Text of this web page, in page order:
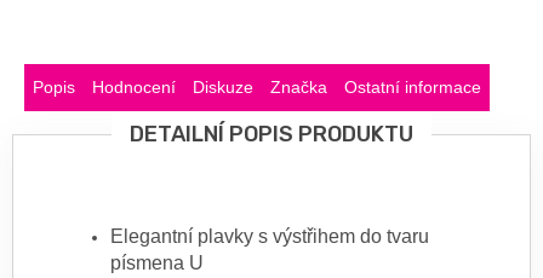
Popis Hodnocení Diskuze Značka Ostatní informace
DETAILNÍ POPIS PRODUKTU
Elegantní plavky s výstřihem do tvaru
písmena U